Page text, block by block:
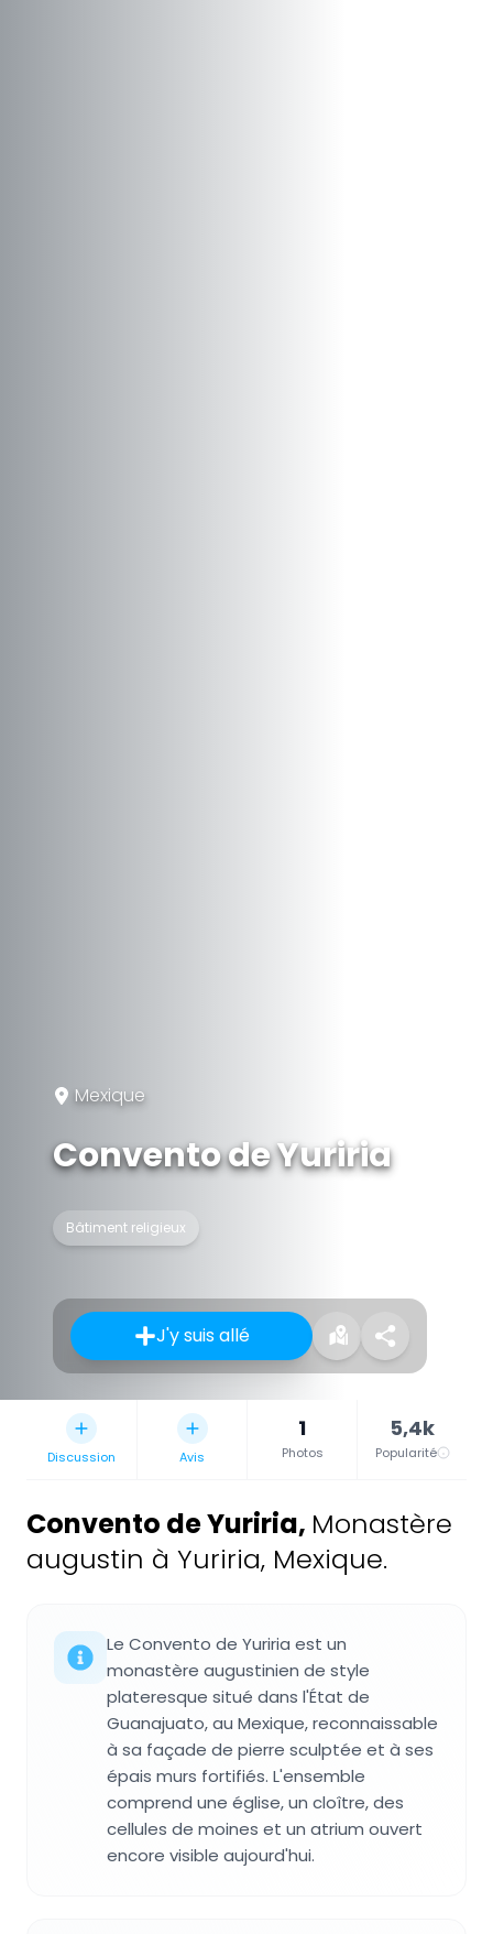
Mexique
Convento de Yuriria
Bâtiment religieux
J'y suis allé
Discussion Avis
1
Photos
5,4k
Popularité
Convento de Yuriria, Monastère
augustin à Yuriria, Mexique.
Le Convento de Yuriria est un
monastère augustinien de style
plateresque situé dans l'État de
Guanajuato, au Mexique, reconnaissable
à sa façade de pierre sculptée et à ses
épais murs fortifiés. L'ensemble
comprend une église, un cloître, des
cellules de moines et un atrium ouvert
encore visible aujourd'hui.